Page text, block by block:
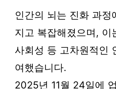
인간의 뇌는 진화 과정
지고 복잡해졌으며, 이
사회성 등 고차원적인
여했습니다.
2025년 11월 24일에